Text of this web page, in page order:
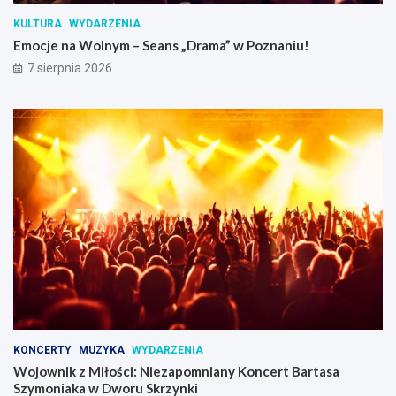
D
r
a
m
”
w
P
n
a
n
i
u
!
a
p
o
m
i
a
n
o
n
c
e
r
t
B
a
r
t
a
s
KULTURA WYDARZENIA
Emocje na Wolnym – Seans „Drama” w Poznaniu!
7 sierpnia 2026
KONCERTY MUZYKA WYDARZENIA
Wojownik z Miłości: Niezapomniany Koncert Bartasa
Szymoniaka w Dworu Skrzynki